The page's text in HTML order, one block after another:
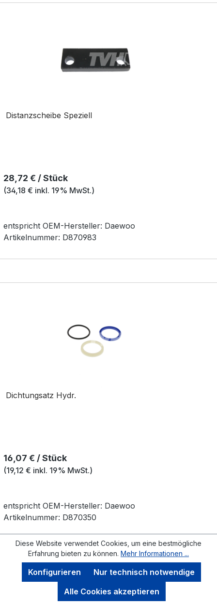
Distanzscheibe Speziell
Regulärer Preis:
28,72 € / Stück
(34,18 € inkl. 19% MwSt.)
entspricht OEM-Hersteller: Daewoo
Artikelnummer: D870983
Dichtungsatz Hydr.
Regulärer Preis:
16,07 € / Stück
(19,12 € inkl. 19% MwSt.)
entspricht OEM-Hersteller: Daewoo
Artikelnummer: D870350
Diese Website verwendet Cookies, um eine bestmögliche
Erfahrung bieten zu können. Mehr Informationen ...
Nur technisch notwendige
Konfigurieren
Alle Cookies akzeptieren